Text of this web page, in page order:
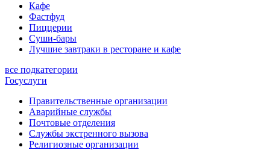
Кафе
Фастфуд
Пиццерии
Суши-бары
Лучшие завтраки в ресторане и кафе
все подкатегории
Госуслуги
Правительственные организации
Аварийные службы
Почтовые отделения
Службы экстренного вызова
Религиозные организации